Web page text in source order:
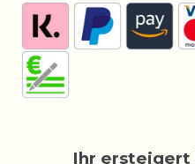
Ihr ersteigert